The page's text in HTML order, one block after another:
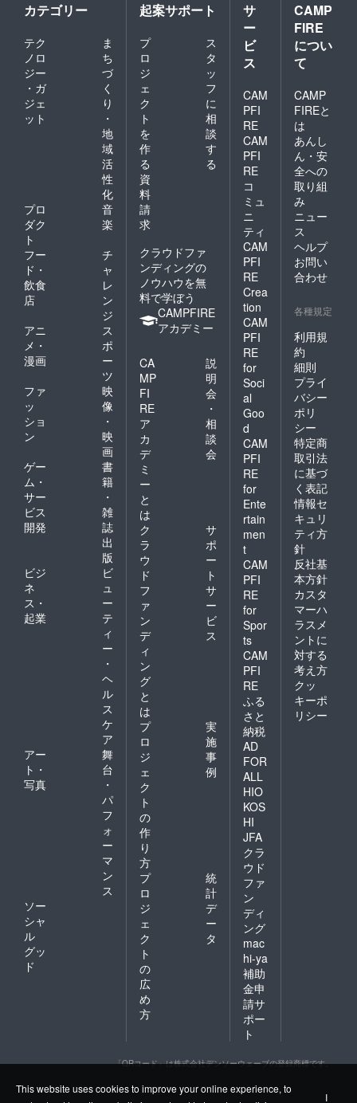
This website uses cookies to improve your online experience, to
I
カテゴリー
テク
ノロ
ジー
・ガ
ジェ
ット
ま
ち
づ
く
り
・
地
域
活
性
化
プロ
ダク
ト
音
楽
フー
ド・
飲食
店
チ
ャ
レ
ン
ジ
アニ
メ・
漫画
ス
ポ
ー
ツ
ファ
ッ
ショ
ン
映
像
・
映
画
ゲー
ム・
サー
ビス
開発
書
籍
・
雑
誌
出
版
ビジ
ネ
ス・
起業
ビ
ュ
ー
テ
ィ
ー
・
ヘ
ル
ス
ケ
ア
アー
ト・
写真
舞
台
・
パ
フ
ォ
ー
マ
ン
ス
ソー
シャ
ル
グッ
ド
起案サポート
プ
ロ
ジ
ェ
ク
ト
を
作
る
ス
タ
ッ
フ
に
相
談
す
る
資
料
請
求
クラウドファ
ンディングの
ノウハウを無
料で学ぼう
CAMPFIRE
アカデミー
CA
MP
FI
RE
ア
カ
デ
ミ
ー
と
は
説
明
会
・
相
談
会
ク
ラ
ウ
ド
フ
ァ
ン
デ
ィ
ン
グ
と
は
サ
ポ
ー
ト
サ
ー
ビ
ス
プ
ロ
ジ
ェ
ク
ト
の
作
り
方
実
施
事
例
プ
ロ
ジ
ェ
ク
ト
の
広
め
方
統
計
デ
ー
タ
サ
ー
ビ
ス
CAM
PFI
RE
CAM
PFI
RE
コ
ミュ
ニ
ティ
CAM
PFI
RE
Crea
tion
CAM
PFI
RE
for
Soci
al
Goo
d
CAM
PFI
RE
for
Ente
rtain
men
t
CAM
PFI
RE
for
Spor
ts
CAM
PFI
RE
ふる
さと
納税
AD
FOR
ALL
HIO
KOS
HI
JFA
クラ
ウド
ファ
ン
ディ
ング
mac
hi-ya
補助
金申
請サ
ポー
ト
CAMP
FIRE
につい
て
CAMP
FIREと
は
あんし
ん・安
全への
取り組
み
ニュー
ス
ヘルプ
お問い
合わせ
各種規定
利用規
約
細則
プライ
バシー
ポリ
シー
特定商
取引法
に基づ
く表記
情報セ
キュリ
ティ方
針
反社基
本方針
カスタ
マーハ
ラスメ
ントに
対する
考え方
クッ
キーポ
リシー
「QRコード」は株式会社デンソーウェーブの登録商標です。